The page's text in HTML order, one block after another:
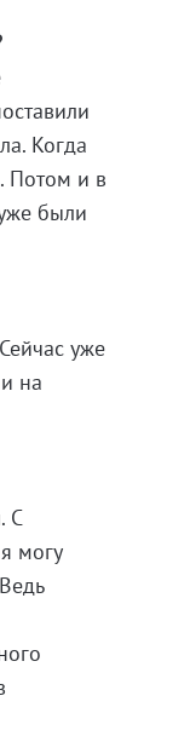
Когда
Потом и в
были
уже
на
С
могу